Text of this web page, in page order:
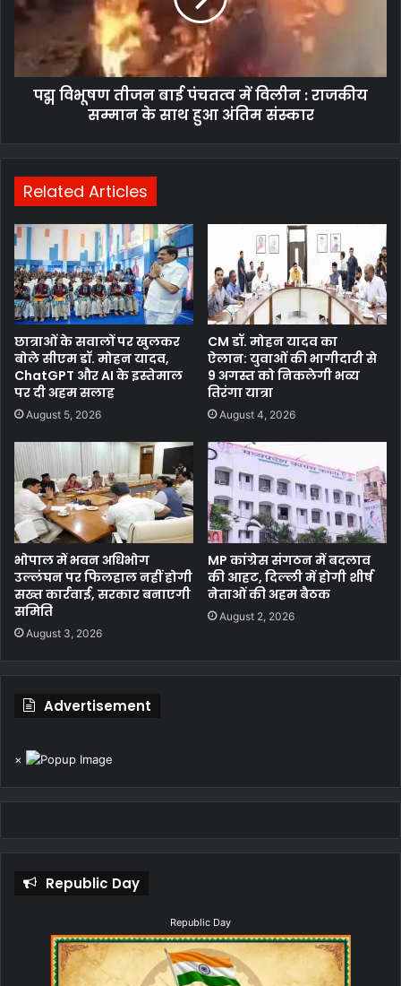
पद्म विभूषण तीजन बाई पंचतत्व में विलीन : राजकीय
सम्मान के साथ हुआ अंतिम संस्कार
Related Articles
छात्राओं के सवालों पर खुलकर
बोले सीएम डॉ. मोहन यादव,
ChatGPT और AI के इस्तेमाल
पर दी अहम सलाह
August 5, 2026
CM डॉ. मोहन यादव का
ऐलान: युवाओं की भागीदारी से
9 अगस्त को निकलेगी भव्य
तिरंगा यात्रा
August 4, 2026
भोपाल में भवन अधिभोग
उल्लंघन पर फिलहाल नहीं होगी
सख्त कार्रवाई, सरकार बनाएगी
समिति
August 3, 2026
MP कांग्रेस संगठन में बदलाव
की आहट, दिल्ली में होगी शीर्ष
नेताओं की अहम बैठक
August 2, 2026
Advertisement
×
Republic Day
Republic Day